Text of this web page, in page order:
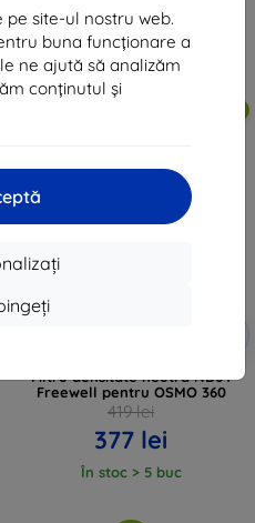
site-ul nostru web.
buna funcționare a
ne ajută să analizăm
conținutul și
Filtru densitate neutră ND64
Freewell pentru OSMO 360
419 lei
377 lei
În stoc > 5 buc